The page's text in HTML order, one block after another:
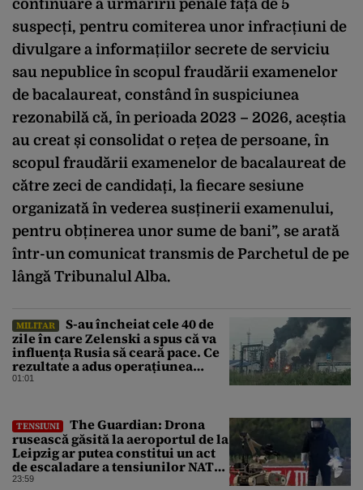
continuare a urmăririi penale față de 5
suspecți, pentru comiterea unor infracțiuni de
divulgare a informațiilor secrete de serviciu
sau nepublice în scopul fraudării examenelor
de bacalaureat, constând în suspiciunea
rezonabilă că, în perioada 2023 – 2026, aceștia
au creat și consolidat o rețea de persoane, în
scopul fraudării examenelor de bacalaureat de
către zeci de candidați, la fiecare sesiune
organizată în vederea susținerii examenului,
pentru obținerea unor sume de bani”, se arată
într-un comunicat transmis de Parchetul de pe
lângă Tribunalul Alba.
MILITAR
S-au încheiat cele 40 de
zile în care Zelenski a spus că va
influența Rusia să ceară pace. Ce
rezultate a adus operațiunea
Kievului
01:01
TENSIUNI
The Guardian: Drona
rusească găsită la aeroportul de la
Leipzig ar putea constitui un act
de escaladare a tensiunilor NATO-
Rusia
23:59